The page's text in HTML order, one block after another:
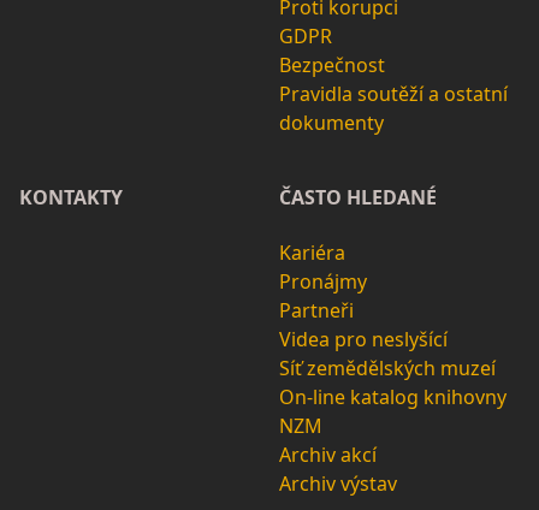
Proti korupci
GDPR
Bezpečnost
Pravidla soutěží a ostatní
dokumenty
KONTAKTY ČASTO HLEDANÉ
Kariéra
Pronájmy
Partneři
Videa pro neslyšící
Síť zemědělských muzeí
On-line katalog knihovny
NZM
Archiv akcí
Archiv výstav